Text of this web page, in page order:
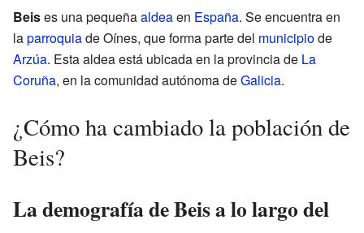
Beises una pequeñaaldeaen España. Se encuentra en
laparroquiade Oínes, que forma parte del municipiode
Arzúa. Esta aldea está ubicada en la provincia de La
Coruña, en la comunidad autónoma deGalicia.
¿Cómo ha cambiado la población de
Beis?
La demografía de Beis a lo largo del